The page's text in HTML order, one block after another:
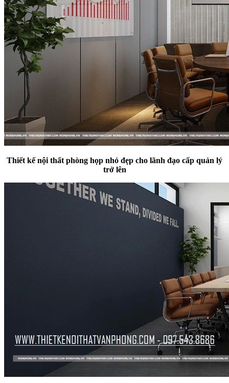
Thiết kế nội thất phòng họp nhỏ đẹp cho lãnh đạo cấp quản lý
trở lên